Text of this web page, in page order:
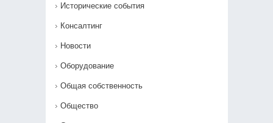
Исторические события
Консалтинг
Новости
Оборудование
Общая собственность
Общество